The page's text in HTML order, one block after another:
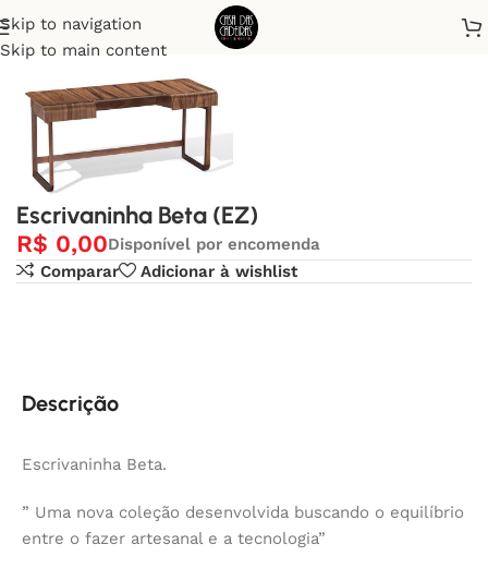
Skip to navigation
Skip to main content
Início Escrivaninha
Escrivaninha Beta (EZ)
R$ 0,00Disponível por encomenda
Comparar
Adicionar à wishlist
Descrição
Escrivaninha Beta.
” Uma nova coleção desenvolvida buscando o equilíbrio
entre o fazer artesanal e a tecnologia”